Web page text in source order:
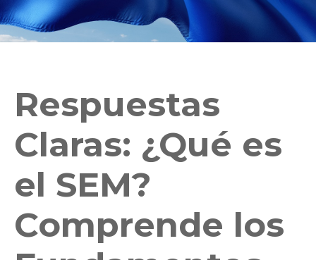
Respuestas
Claras: ¿Qué es
el SEM?
Comprende los